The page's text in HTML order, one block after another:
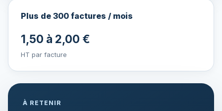
Plus de 300 factures / mois
1,50 à 2,00 €
HT par facture
À RETENIR